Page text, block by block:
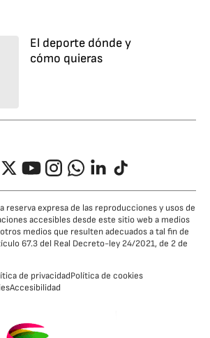
El deporte dónde y
cómo quieras
TwitterYouTubeInstagramWhatsappLinkedIn
TikTok
reserva expresa de las reproducciones y usos de
accesibles desde este sitio web a medios
medios que resulten adecuados a tal fin de
67.3 del Real Decreto-ley 24/2021, de 2 de
de privacidadPolítica de cookies
Accesibilidad